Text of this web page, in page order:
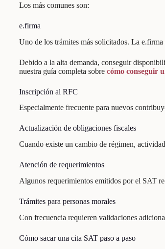
Los más comunes son:
e.firma
Uno de los trámites más solicitados. La e.firma
Debido a la alta demanda, conseguir
nuestra guía completa sobre cómo conseguir
Inscripción al RFC
Especialmente frecuente para nuevos
Actualización de obligaciones fiscales
Cuando existe un cambio de régimen,
Atención de requerimientos
Algunos requerimientos emitidos por el SAT
Trámites para personas morales
Con frecuencia requieren validaciones
Cómo sacar una cita SAT paso a paso